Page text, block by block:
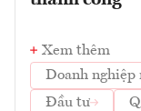
Xem thêm
Doanh nghiệp
Đầu tư